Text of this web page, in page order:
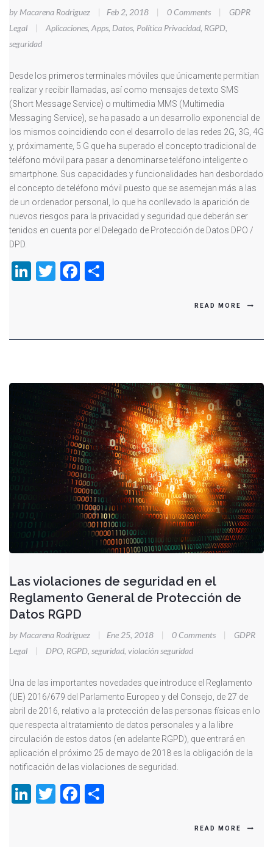
by Macarena Rodriguez | Feb 2, 2018 | 0 Comments |
GDPR
Legal
| Aplicaciones, Apps, Datos, Política Privacidad, RGPD,
seguridad
Desde los primeros terminales móviles que únicamente permitían
realizar y recibir llamadas, así como mensajes de texto SMS
(Short Message Service) o multimedia MMS (Multimedia
Messaging Service), se ha pasado a un desarrollo exponencial de
los mismos coincidiendo con el desarrollo de las redes 2G, 3G, 4G
y, próximamente, 5 G que ha superado el concepto tradicional de
teléfono móvil para pasar a denominarse teléfono inteligente o
smartphone. Sus capacidades y funcionalidades han desbordado
el concepto de teléfono móvil puesto que se asemejan más a las
de un ordenador personal, lo que ha conllevado la aparición de
nuevos riesgos para la privacidad y seguridad que deberán ser
tenidos en cuenta por el Delegado de Protección de Datos DPO /
DPD.
LinkedIn
TwitterFacebook
READ MORE
Las violaciones de seguridad en el
Reglamento General de Protección de
Datos RGPD
by Macarena Rodriguez | Ene 25, 2018 | 0 Comments |
GDPR
Legal
| DPO, RGPD, seguridad, violación seguridad
Una de las importantes novedades que introduce el Reglamento
(UE) 2016/679 del Parlamento Europeo y del Consejo, de 27 de
abril de 2016, relativo a la protección de las personas físicas en lo
que respecta al tratamiento de datos personales y a la libre
circulación de estos datos (en adelante RGPD), que entrará en
aplicación el próximo 25 de mayo de 2018 es la obligación de la
notificación de las violaciones de seguridad.
LinkedIn
TwitterFacebook
READ MORE